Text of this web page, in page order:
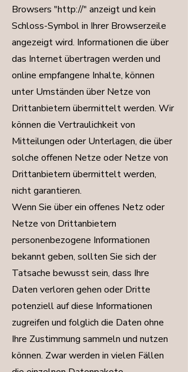
Browsers "http://" anzeigt und kein
Schloss-Symbol in Ihrer Browserzeile
angezeigt wird. Informationen die über
das Internet übertragen werden und
online empfangene Inhalte, können
unter Umständen über Netze von
Drittanbietern übermittelt werden. Wir
können die Vertraulichkeit von
Mitteilungen oder Unterlagen, die über
solche offenen Netze oder Netze von
Drittanbietern übermittelt werden,
nicht garantieren.
Wenn Sie über ein offenes Netz oder
Netze von Drittanbietern
personenbezogene Informationen
bekannt geben, sollten Sie sich der
Tatsache bewusst sein, dass Ihre
Daten verloren gehen oder Dritte
potenziell auf diese Informationen
zugreifen und folglich die Daten ohne
Ihre Zustimmung sammeln und nutzen
können. Zwar werden in vielen Fällen